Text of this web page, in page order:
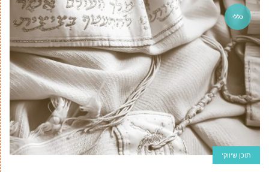
כללי
תוכן שיווקי